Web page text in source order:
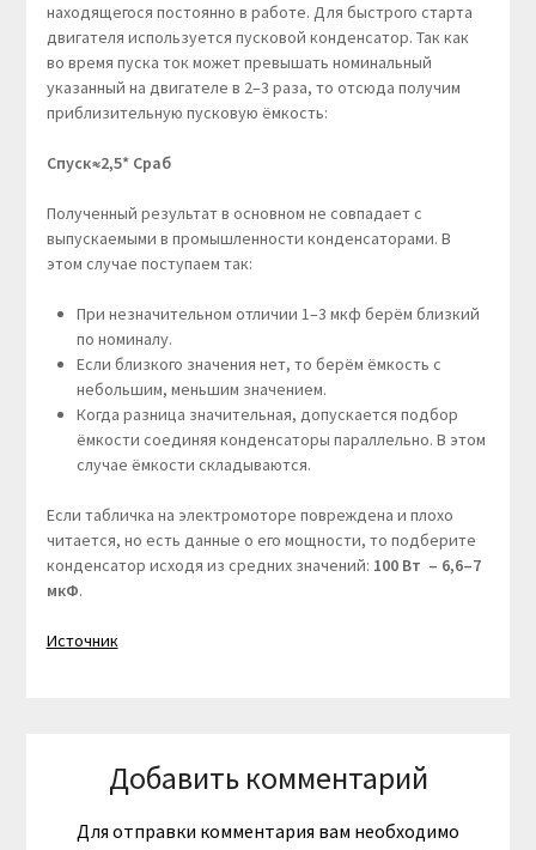
находящегося постоянно в работе. Для быстрого старта
двигателя используется пусковой конденсатор. Так как
во время пуска ток может превышать номинальный
указанный на двигателе в 2–3 раза, то отсюда получим
приблизительную пусковую ёмкость:
Cпуск≈2,5* Cраб
Полученный результат в основном не совпадает с
выпускаемыми в промышленности конденсаторами. В
этом случае поступаем так:
При незначительном отличии 1–3 мкф берём близкий
по номиналу.
Если близкого значения нет, то берём ёмкость с
небольшим, меньшим значением.
Когда разница значительная, допускается подбор
ёмкости соединяя конденсаторы параллельно. В этом
случае ёмкости складываются.
Если табличка на электромоторе повреждена и плохо
читается, но есть данные о его мощности, то подберите
конденсатор исходя из средних значений: 100 Вт – 6,6–7
мкФ.
Источник
Добавить комментарий
Для отправки комментария вам необходимо